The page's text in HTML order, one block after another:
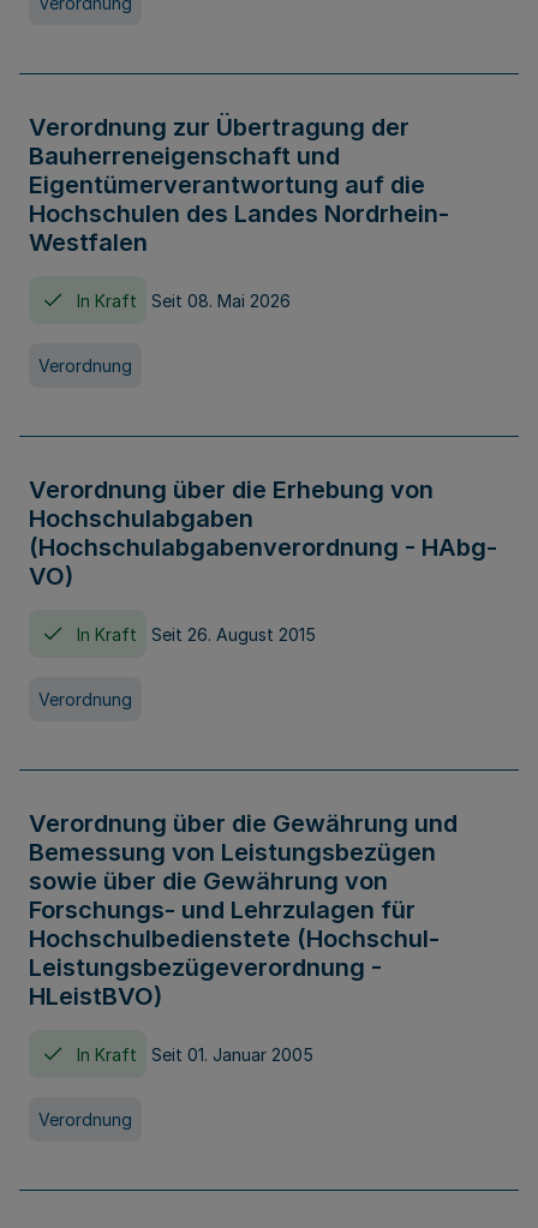
Verordnung zur Übertragung der
Bauherreneigenschaft und
Eigentümerverantwortung auf die
Hochschulen des Landes Nordrhein-
Westfalen
In Kraft Seit 08. Mai 2026
Verordnung
Verordnung über die Erhebung von
Hochschulabgaben
(Hochschulabgabenverordnung - HAbg-
VO)
In Kraft Seit 26. August 2015
Verordnung
Verordnung über die Gewährung und
Bemessung von Leistungsbezügen
sowie über die Gewährung von
Forschungs- und Lehrzulagen für
Hochschulbedienstete (Hochschul-
Leistungsbezügeverordnung -
HLeistBVO)
In Kraft Seit 01. Januar 2005
Verordnung